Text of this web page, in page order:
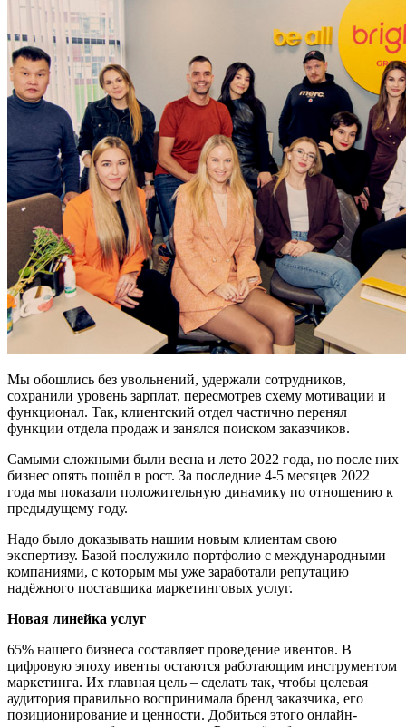
Мы обошлись без увольнений, удержали сотрудников,
сохранили уровень зарплат, пересмотрев схему мотивации и
функционал. Так, клиентский отдел частично перенял
функции отдела продаж и занялся поиском заказчиков.
Самыми сложными были весна и лето 2022 года, но после них
бизнес опять пошёл в рост. За последние 4-5 месяцев 2022
года мы показали положительную динамику по отношению к
предыдущему году.
Надо было доказывать нашим новым клиентам свою
экспертизу. Базой послужило портфолио с международными
компаниями, с которым мы уже заработали репутацию
надёжного поставщика маркетинговых услуг.
Новая линейка услуг
65% нашего бизнеса составляет проведение ивентов. В
цифровую эпоху ивенты остаются работающим инструментом
маркетинга. Их главная цель – сделать так, чтобы целевая
аудитория правильно воспринимала бренд заказчика, его
позиционирование и ценности. Добиться этого онлайн-